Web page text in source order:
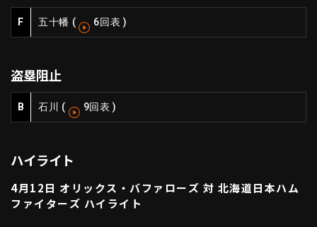
利用規約
運営会社（別ウィンドウで開く）
F 五十幡 ( 6回表 )
盗塁阻止
B 石川 ( 9回表 )
ハイライト
4月12日 オリックス・バファローズ 対 北海道日本ハム
ファイターズ ハイライト